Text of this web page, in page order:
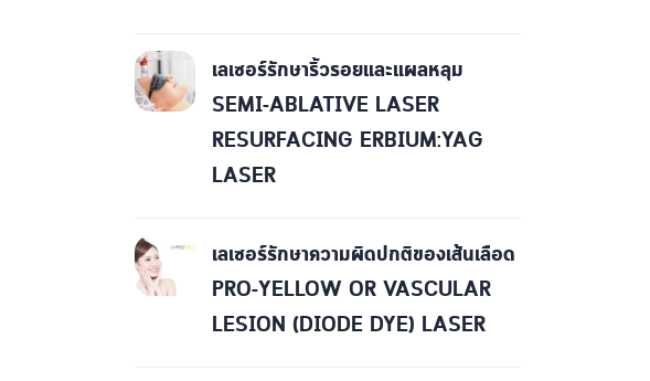
เลเซอร์รักษาริ้วรอยและแผลหลุม
SEMI-ABLATIVE LASER
RESURFACING ERBIUM:YAG
LASER
เลเซอร์รักษาความผิดปกติของเส้นเลือด
PRO-YELLOW OR VASCULAR
LESION (DIODE DYE) LASER